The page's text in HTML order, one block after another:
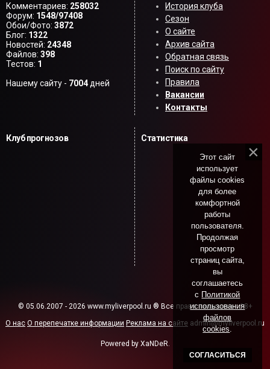
Комментариев: 258032
Форум: 1548/97408
Обои/Фото: 3872
Блог: 1322
Новостей: 24348
Файлов: 398
Тестов: 1
Нашему сайту - 7004 дней
История клуба
Сезон
О сайте
Архив сайта
Обратная связь
Поиск по сайту
Правила
Вакансии
Контакты
Клуб прогнозов Статистика
© 05.06.2007 - 2026 www.myliverpool.ru ® Все права защищены. 18+
О нас О перепечатке информации Реклама на сайте admin@myliverpool.ru
Powered by XaNDeR.
Этот сайт
использует
файлы cookies
для более
комфортной
работы
пользователя.
Продолжая
просмотр
страниц сайта,
вы
соглашаетесь
с Политикой
использования
файлов
cookies
СОГЛАСИТЬСЯ